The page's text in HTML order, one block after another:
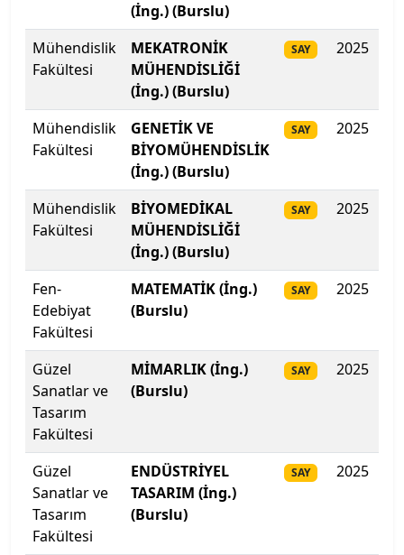
Bursa Uludağ Üniversitesi
Çağ Üniversitesi
Çanakkale Onsekiz Mart Üniversitesi
Çankaya Üniversitesi
Çankırı Karatekin Üniversitesi
Çukurova Üniversitesi
Demiroğlu Bilim Üniversitesi
Dicle Üniversitesi
Doğu Akdeniz Üniversitesi
Doğuş Üniversitesi
Dokuz Eylül Üniversitesi
Düzce Üniversitesi
(İng.) (Burslu)
Mühendislik
Fakültesi
MEKATRONİK
MÜHENDİSLİĞİ
(İng.) (Burslu)
SAY 2025
Mühendislik
Fakültesi
GENETİK VE
BİYOMÜHENDİSLİK
(İng.) (Burslu)
SAY 2025
Mühendislik
Fakültesi
BİYOMEDİKAL
MÜHENDİSLİĞİ
(İng.) (Burslu)
SAY 2025
Fen-
Edebiyat
Fakültesi
MATEMATİK (İng.)
(Burslu)
SAY 2025
Güzel
Sanatlar ve
Tasarım
Fakültesi
MİMARLIK (İng.)
(Burslu)
SAY 2025
Güzel
Sanatlar ve
Tasarım
Fakültesi
ENDÜSTRİYEL
TASARIM (İng.)
(Burslu)
SAY 2025